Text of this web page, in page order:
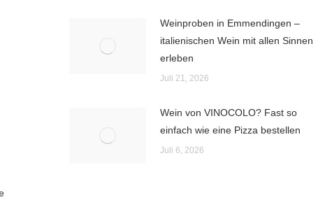
Weinproben in Emmendingen –
italienischen Wein mit allen Sinnen
erleben
Juli 21, 2026
Wein von VINOCOLO? Fast so
einfach wie eine Pizza bestellen
Juli 6, 2026